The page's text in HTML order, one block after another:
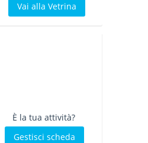
Vai alla Vetrina
È la tua attività?
Gestisci scheda